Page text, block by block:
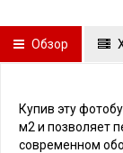
Обзор
Купив эту
м2 и позволяет
современном